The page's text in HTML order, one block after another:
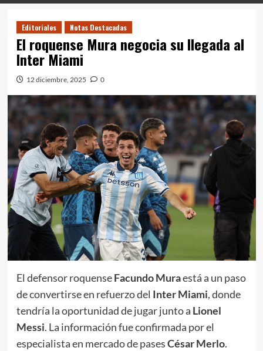
Editoriales Notas Destacadas
El roquense Mura negocia su llegada al
Inter Miami
12 diciembre, 2025 0
El defensor roquenseFacundo Muraestá a un paso
de convertirse en refuerzo del Inter Miami, donde
tendría la oportunidad de jugar junto a Lionel
Messi. La información fue confirmada por el
especialista en mercado de pasesCésar Merlo.